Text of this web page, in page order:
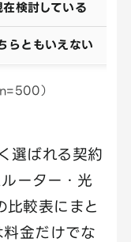
在検討している
らともいえない
）
選ばれる契約
ーター・光
比較表にまと
金だけでな